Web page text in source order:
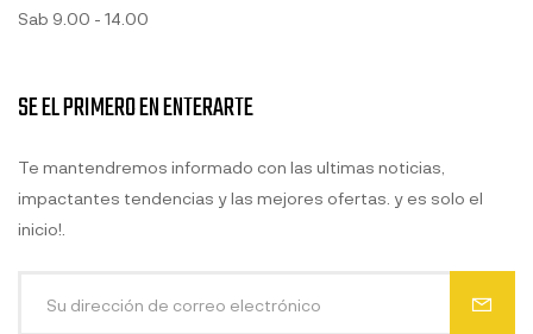
Sab 9.00 - 14.00
SE EL PRIMERO EN ENTERARTE
Te mantendremos informado con las ultimas noticias,
impactantes tendencias y las mejores ofertas. y es solo el
inicio!.